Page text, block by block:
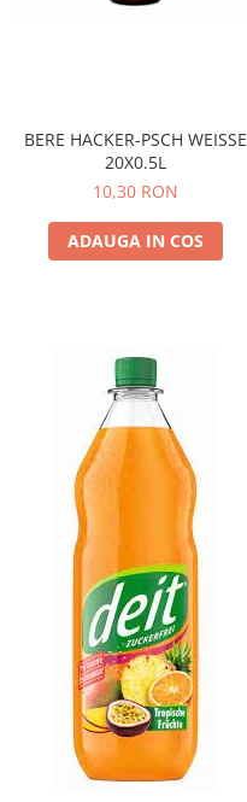
BERE HACKER-PSCH WEISSE
20X0.5L
10,30 RON
ADAUGA IN COS